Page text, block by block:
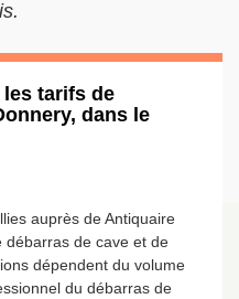
tarifs de
dans le
auprès de Antiquaire
débarras de cave et de
dépendent du volume
du débarras de